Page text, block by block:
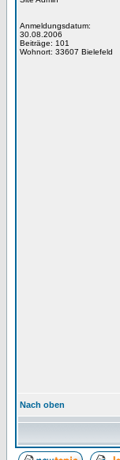
Anmeldungsdatum:
30.08.2006
Beiträge: 101
Wohnort: 33607 Bielefeld
Nach oben